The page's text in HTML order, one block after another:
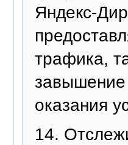
Яндекс-
трафика,
завышение
оказания
14.